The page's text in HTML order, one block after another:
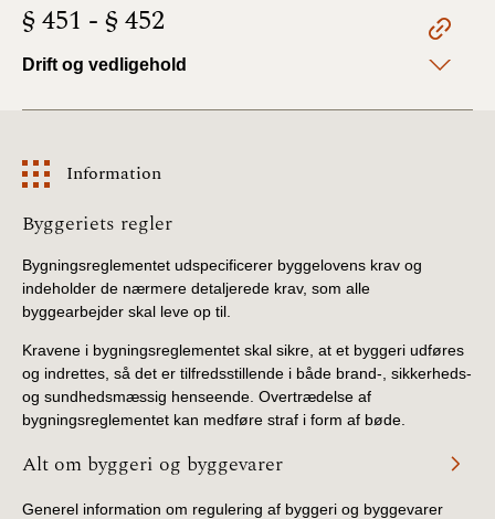
§ 451 - § 452
Drift og vedligehold
Information
Information
Byggeriets regler
Bygningsreglementet udspecificerer byggelovens krav og
indeholder de nærmere detaljerede krav, som alle
byggearbejder skal leve op til.
Kravene i bygningsreglementet skal sikre, at et byggeri udføres
og indrettes, så det er tilfredsstillende i både brand-, sikkerheds-
og sundhedsmæssig henseende. Overtrædelse af
bygningsreglementet kan medføre straf i form af bøde.
Alt om byggeri og byggevarer
Generel information om regulering af byggeri og byggevarer